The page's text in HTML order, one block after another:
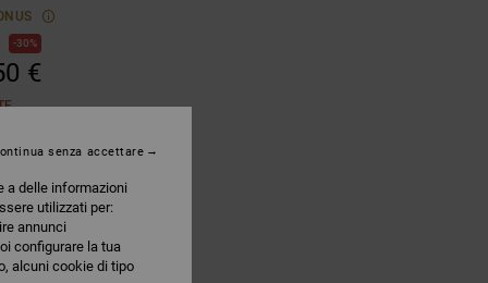
30%
€
a delle informazioni
utilizzati per:
annunci
configurare la tua
alcuni cookie di tipo
senza accettare